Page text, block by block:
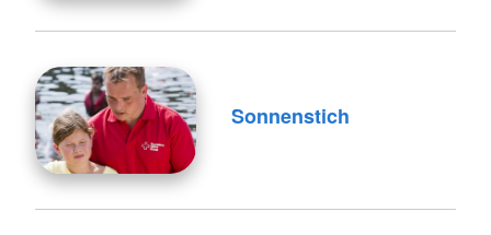
Sonnenstich